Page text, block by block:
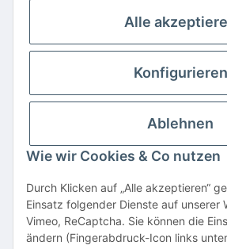
Kauf auf Rechnung
Große Auswahl an Netzteilen
Schnelle Lieferung
Hohe Lagerverfügbarkeit
Vertrag widerrufen
* Alle Preise inkl. gesetzlicher USt., zzgl.Versand
Alle verwendeten Markennamen u. Bezeichnungen
Alle
Konfigurieren
Ablehnen
Wie wir Cookies & Co nutzen
Durch Klicken auf „Alle akzeptieren“
Einsatz folgender Dienste auf unserer
Vimeo, ReCaptcha. Sie können die
ändern (Fingerabdruck-Icon links